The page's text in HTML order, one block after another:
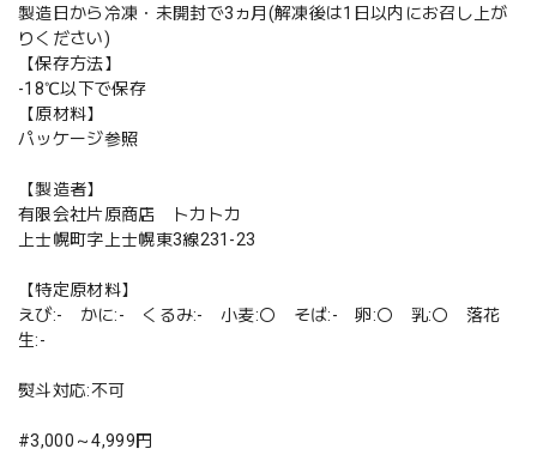
製造日から冷凍・未開封で3ヵ月(解凍後は1日以内にお召し上が
りください)
【保存方法】
-18℃以下で保存
【原材料】
パッケージ参照
【製造者】
有限会社片原商店 トカトカ
上士幌町字上士幌東3線231-23
【特定原材料】
えび:- かに:- くるみ:- 小麦:〇 そば:- 卵:〇 乳:〇 落花
生:-
熨斗対応:不可
#3,000～4,999円